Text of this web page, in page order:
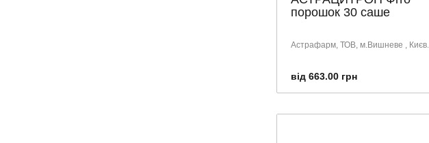
порошок 30 саше
Астрафарм, ТОВ, м.Вишневе , Києв...
від 663.00 грн